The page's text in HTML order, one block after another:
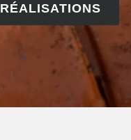
RÉALISATIONS